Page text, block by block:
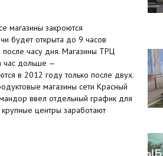
магазины закроются
будет открыта до 9 часов
часу дня. Магазины ТРЦ
час дольше —
в 2012 году только после двух.
магазины сети Красный
ввел отдельный график для
центры заработают